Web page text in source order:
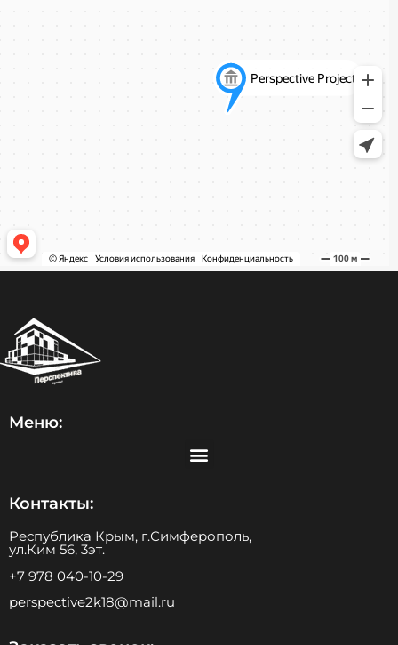
Меню:
Контакты:
Республика Крым, г.Симферополь,
ул.Ким 56, 3эт.
+7 978 040-10-29
perspective2k18@mail.ru